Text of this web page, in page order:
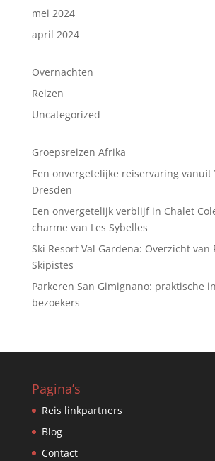
mei 2024
april 2024
Overnachten
Reizen
Uncategorized
Groepsreizen Afrika
Een onvergetelijke reiservaring vanuit
Dresden
Een onvergetelijk verblijf in Chalet
charme van Les Sybelles
Ski Resort Val Gardena: Overzicht van
Skipistes
Parkeren San Gimignano: praktische
bezoekers
Pagina’s
Reis linkpartners
Blog
Contact